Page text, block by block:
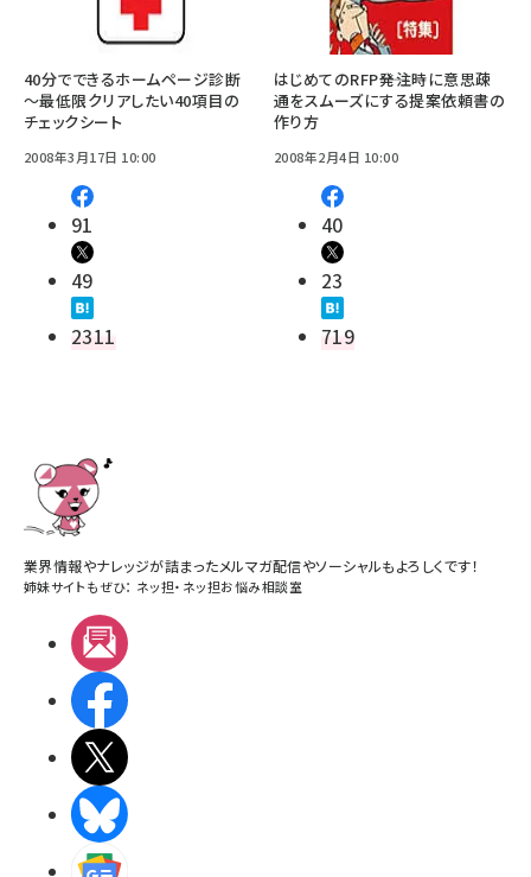
40分でできるホームページ診断
～最低限クリアしたい40項目の
チェックシート
2008年3月17日 10:00
91
49
2311
はじめてのRFP――発注時に意思疎
通をスムーズにする提案依頼書の
作り方
2008年2月4日 10:00
40
23
719
業界情報やナレッジが詰まったメルマガ配信やソーシャルもよろしくです！
姉妹サイトもぜひ： ネッ担・ ネッ担お悩み相談室